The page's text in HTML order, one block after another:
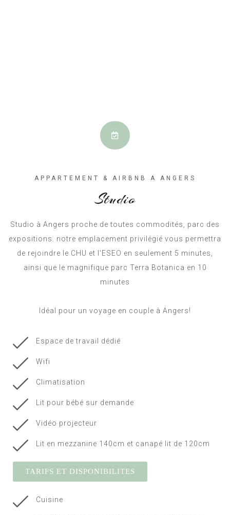
APPARTEMENT & AIRBNB A ANGERS
Studio
Studio à Angers proche de toutes commodités, parc des
expositions. notre emplacement privilégié vous permettra
de rejoindre le CHU et l'ESEO en seulement 5 minutes,
ainsi que le magnifique parc Terra Botanica en 10
minutes
Idéal pour un voyage en couple à Angers!
Espace de travail dédié
Wifi
Climatisation
Lit pour bébé sur demande
Vidéo projecteur
Lit en mezzanine 140cm et canapé lit de 120cm
TARIFS ET DISPONIBILITES
Cuisine